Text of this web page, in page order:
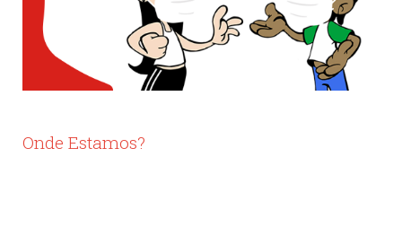
Onde Estamos?